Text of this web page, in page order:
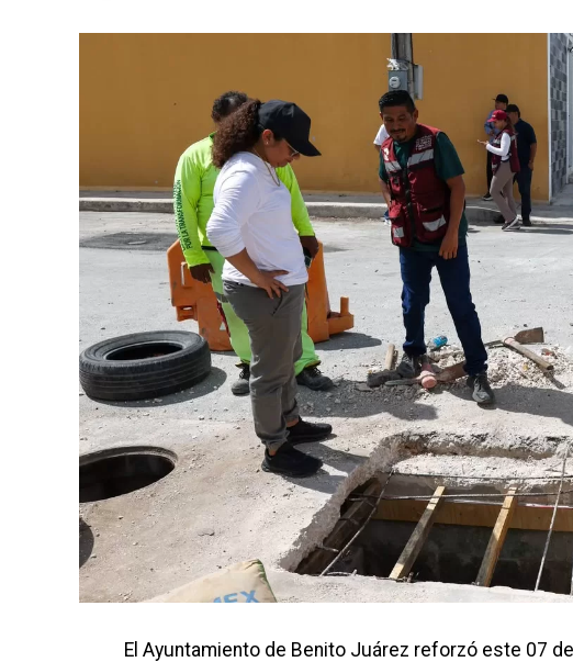
El Ayuntamiento de Benito Juárez reforzó este 07